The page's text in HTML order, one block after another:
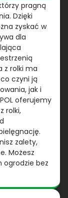
pragną
Dzięki
zyskać w
dla
z rolki ma
czyni ją
jak i
oferujemy
rolki,
zalety,
Możesz
ogrodzie bez